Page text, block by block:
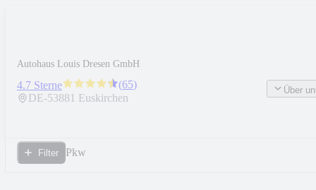
Autohaus Louis Dresen GmbH
4.7 Sterne (65)
DE-53881 Euskirchen
Über
Filter Pkw